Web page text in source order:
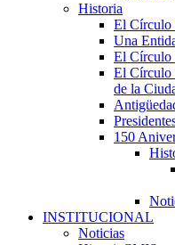
Historia
El Círculo
Una
El
El Círculo
de la
150
INSTITUCIONAL
Noticias